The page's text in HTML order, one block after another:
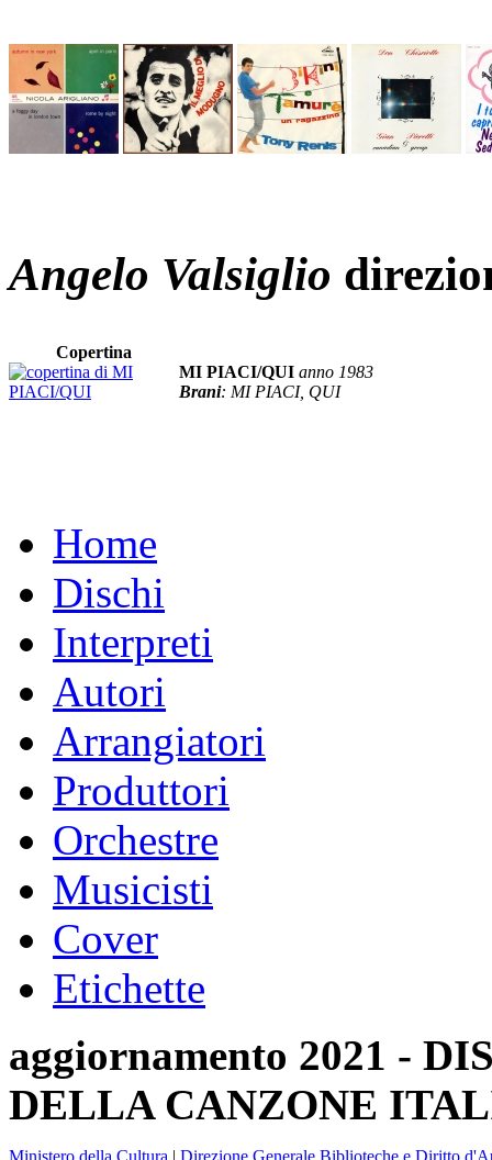
Angelo Valsiglio
Copertina
MI PIACI/QUI anno 1983
Brani: MI PIACI, QUI
Home
Dischi
Interpreti
Autori
Arrangiatori
Produttori
Orchestre
Musicisti
Cover
Etichette
aggiornamento 2021 -
DELLA CANZONE
Ministero della Cultura | Direzione Generale Biblioteche e Diritto